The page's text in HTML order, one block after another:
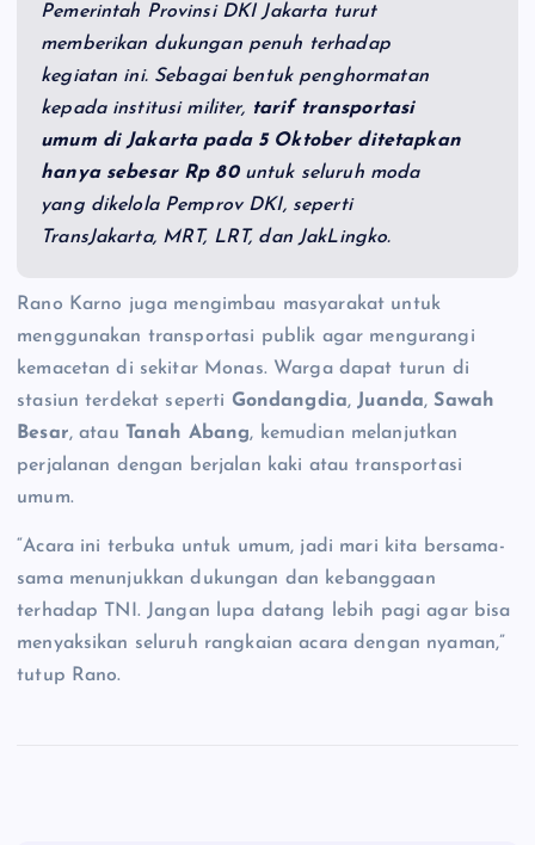
Pemerintah Provinsi DKI Jakarta turut
memberikan dukungan penuh terhadap
kegiatan ini. Sebagai bentuk penghormatan
kepada institusi militer, tarif transportasi
umum di Jakarta pada 5 Oktober ditetapkan
hanya sebesar Rp 80untuk seluruh moda
yang dikelola Pemprov DKI, seperti
TransJakarta, MRT, LRT, dan JakLingko.
Rano Karno juga mengimbau masyarakat untuk
menggunakan transportasi publik agar mengurangi
kemacetan di sekitar Monas. Warga dapat turun di
stasiun terdekat seperti Gondangdia, Juanda,Sawah
Besar, atau Tanah Abang, kemudian melanjutkan
perjalanan dengan berjalan kaki atau transportasi
umum.
“Acara ini terbuka untuk umum, jadi mari kita bersama-
sama menunjukkan dukungan dan kebanggaan
terhadap TNI. Jangan lupa datang lebih pagi agar bisa
menyaksikan seluruh rangkaian acara dengan nyaman,”
tutup Rano.